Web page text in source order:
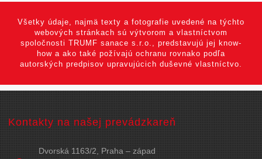
Všetky údaje, najmä texty a fotografie uvedené na týchto
webových stránkach sú výtvorom a vlastníctvom
spoločnosti TRUMF sanace s.r.o., predstavujú jej know-
how a ako také požívajú ochranu rovnako podľa
autorských predpisov upravujúcich duševné vlastníctvo.
Kontakty na našej prevádzkareň
Dvorská 1163/2, Praha – západ